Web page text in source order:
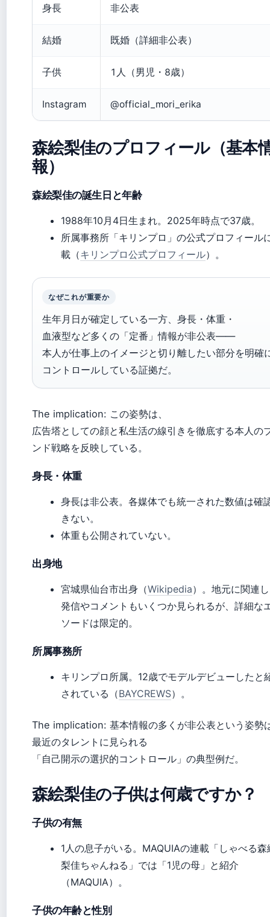
身長 非公表
結婚 既婚（詳細非公表）
子供 1人（男児・8歳）
Instagram @official_mori_erika
森絵梨佳のプロフィール（基本
報）
森絵梨佳の誕生日と年齢
1988年10月4日生まれ。2025年時点で37歳。
所属事務所「キリンプロ」の公式プロフィール
載（キリンプロ公式プロフィール）。
なぜこれが重要か
生年月日が確定している一方、身長・体重・
血液型など多くの「定番」情報が非公表——
本人が仕事上のイメージと切り離したい部分を明確
コントロールしている証拠だ。
The implication: この姿勢は、
広告塔としての顔と私生活の線引きを徹底する本人の
ンド戦略を反映している。
身長・体重
身長は非公表。各媒体でも統一された数値は確
きない。
体重も公開されていない。
出身地
宮城県仙台市出身（Wikipedia）。地元に関連
発信やコメントもいくつか見られるが、詳細な
ソードは限定的。
所属事務所
キリンプロ所属。12歳でモデルデビューしたと
されている（BAYCREWS）。
The implication: 基本情報の多くが非公表という姿勢
最近のタレントに見られる
「自己開示の選択的コントロール」の典型例だ。
森絵梨佳の子供は何歳ですか？
子供の有無
1人の息子がいる。MAQUIAの連載「しゃべる森
梨佳ちゃんねる」では「1児の母」と紹介
（MAQUIA）。
子供の年齢と性別